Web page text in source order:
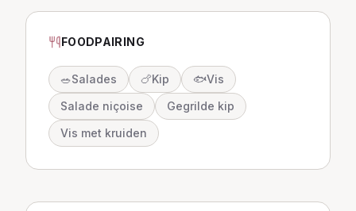
FOODPAIRING
🥗Salades 🍗Kip 🐟Vis
Salade niçoise
Gegrilde kip
Vis met kruiden